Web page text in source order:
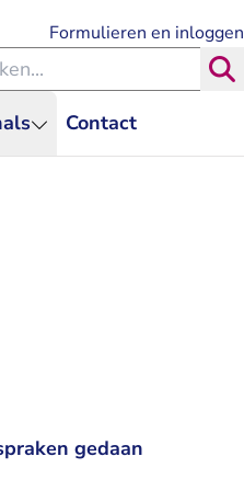
Contact
Formulieren en inloggen
binnen de Rechtspraak
gedaan